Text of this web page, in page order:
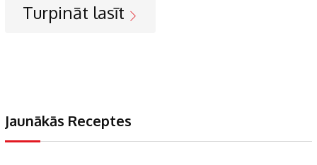
Turpināt lasīt
Jaunākās Receptes